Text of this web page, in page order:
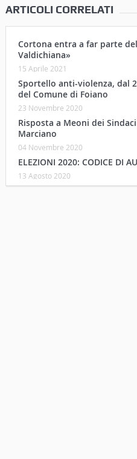
ARTICOLI CORRELATI
Cortona entra a far parte
Valdichiana»
15 Aprile 2021
Sportello anti-violenza, dal
del Comune di Foiano
23 Novembre 2020
Risposta a Meoni dei
Marciano
04 Novembre 2020
ELEZIONI 2020: CODICE DI
13 Agosto 2020